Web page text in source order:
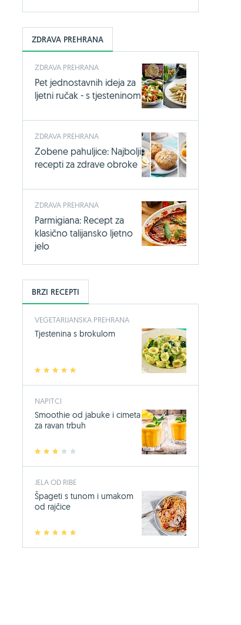
ZDRAVA PREHRANA
ZDRAVA PREHRANA
Pet jednostavnih ideja za
ljetni ručak - s tjesteninom
ZDRAVA PREHRANA
Zobene pahuljice: Najbolji
recepti za zdrave obroke
ZDRAVA PREHRANA
Parmigiana: Recept za
klasično talijansko ljetno
jelo
BRZI RECEPTI
VEGETARIJANSKA PREHRANA
2 3 4
Tjestenina s brokulom
NAPITCI
2 3 4
Smoothie od jabuke i cimeta
za ravan trbuh
JELA OD RIBE
2 3 4
Špageti s tunom i umakom
od rajčice